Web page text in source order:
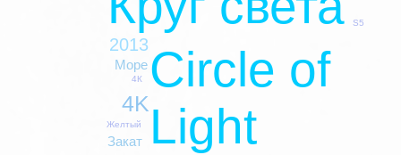
Circle of
Light
4K
2013
Море
Закат
S5
4К
Желтый